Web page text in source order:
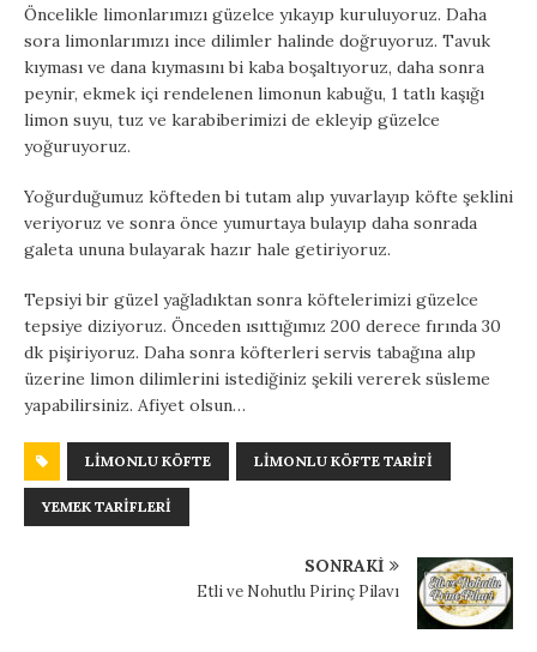
Öncelikle limonlarımızı güzelce yıkayıp kuruluyoruz. Daha
sora limonlarımızı ince dilimler halinde doğruyoruz. Tavuk
kıyması ve dana kıymasını bi kaba boşaltıyoruz, daha sonra
peynir, ekmek içi rendelenen limonun kabuğu, 1 tatlı kaşığı
limon suyu, tuz ve karabiberimizi de ekleyip güzelce
yoğuruyoruz.
Yoğurduğumuz köfteden bi tutam alıp yuvarlayıp köfte şeklini
veriyoruz ve sonra önce yumurtaya bulayıp daha sonrada
galeta ununa bulayarak hazır hale getiriyoruz.
Tepsiyi bir güzel yağladıktan sonra köftelerimizi güzelce
tepsiye diziyoruz. Önceden ısıttığımız 200 derece fırında 30
dk pişiriyoruz. Daha sonra köfterleri servis tabağına alıp
üzerine limon dilimlerini istediğiniz şekili vererek süsleme
yapabilirsiniz. Afiyet olsun…
LIMONLU KÖFTE LIMONLU KÖFTE TARIFI
YEMEK TARIFLERI
SONRAKI
Etli ve Nohutlu Pirinç Pilavı